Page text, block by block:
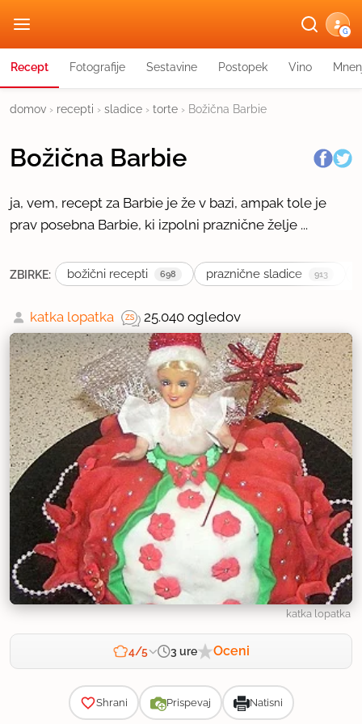
G
Recept Fotografije Sestavine Postopek Vino
domov › recepti › sladice › torte › Božična Barbie
Božična Barbie
ja, vem, recept za Barbie je že v bazi, ampak tole je
prav posebna Barbie, ki izpolni praznične želje ...
ZBIRKE: božični recepti 698 praznične sladice 913
katka lopatka 25.040 ogledov
katka lopatka
4/5 3 ure Oceni
Shrani Prispevaj Natisni